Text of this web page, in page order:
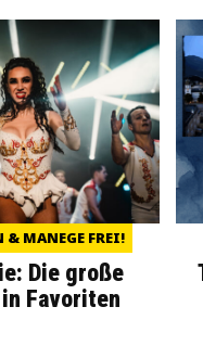
MANEGE FREI!
Die große
Favoriten